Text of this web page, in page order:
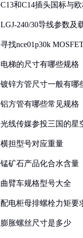
C13和C14插头国标与
LGJ-240/30导线参数及
寻找nce01p30k
电梯的尺寸有哪些规格
镀锌方管尺寸一般有哪
铝方管有哪些常见规格
光线传媒参投三国的星
横担型号对应重量
锰矿石产品化合水含量
曲臂车规格型号大全
配电柜母排螺栓力矩要
膨胀螺丝尺寸是多少